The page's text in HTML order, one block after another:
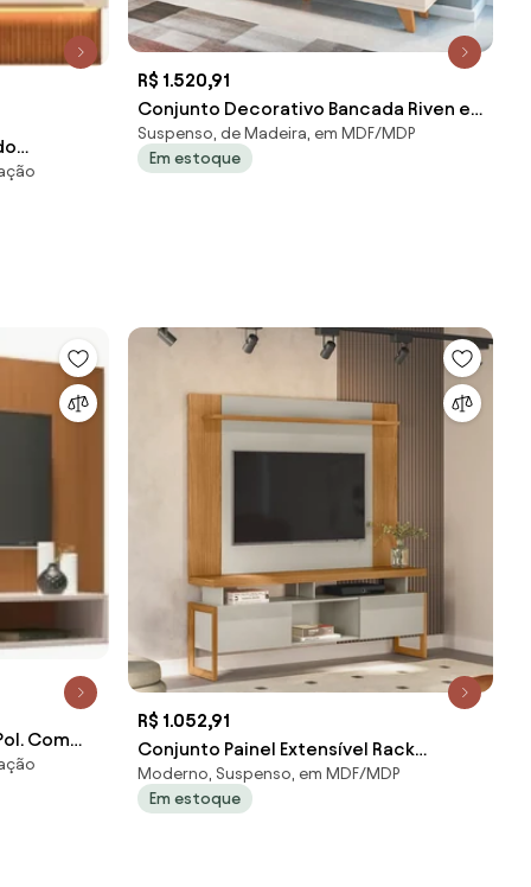
R$ 1.520,91
Conjunto Decorativo Bancada Riven e
Painel Suspenso Luogo MDP/MDF Off
White/Cinamomo G26 - Gran Belo
Suspenso, de Madeira, em MDF/MDP
Em estoque
Com
R$ 1.052,91
Conjunto Painel Extensível Rack
Tremonti/Elora TV até 70 Polegadas
Nature/Off White G77 - Gran Belo
Moderno, Suspenso, em MDF/MDP
Em estoque